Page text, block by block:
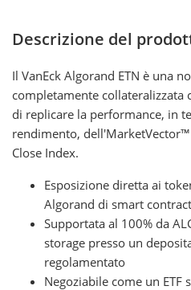
Descrizione del
Il VanEck Algorand ETN è una
completamente collateralizzata
di replicare la performance, in
rendimento,
Close Index.
Esposizione diretta ai
Algorand di smart contract
Supportata al 100% da
storage presso un
regolamentato
Negoziabile come un ETF